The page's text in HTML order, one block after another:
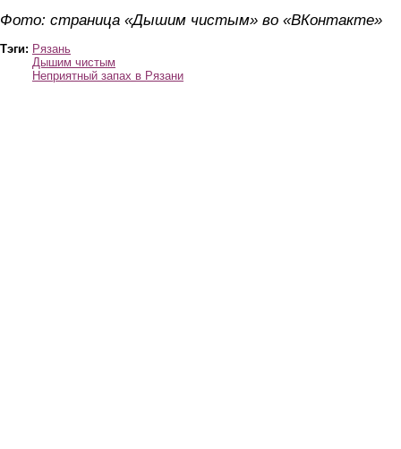
Фото: страница «Дышим чистым» во «ВКонтакте»
Тэги: Рязань
Дышим чистым
Неприятный запах в Рязани